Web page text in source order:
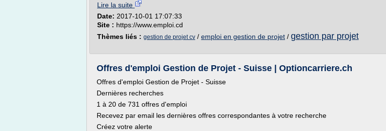
Lire la suite
Date: 2017-10-01 17:07:33
Site : https://www.emploi.cd
Thèmes liés : gestion de projet cv / emploi en gestion de projet / gestion par projet
Offres d'emploi Gestion de Projet - Suisse | Optioncarriere.ch
Offres d'emploi Gestion de Projet - Suisse
Dernières recherches
1 à 20 de 731 offres d'emploi
Recevez par email les dernières offres correspondantes à votre recherche
Créez votre alerte